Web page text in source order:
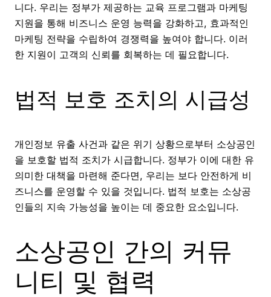
니다. 우리는 정부가 제공하는 교육 프로그램과 마케팅
지원을 통해 비즈니스 운영 능력을 강화하고, 효과적인
마케팅 전략을 수립하여 경쟁력을 높여야 합니다. 이러
한 지원이 고객의 신뢰를 회복하는 데 필요합니다.
법적 보호 조치의 시급성
개인정보 유출 사건과 같은 위기 상황으로부터 소상공인
을 보호할 법적 조치가 시급합니다. 정부가 이에 대한 유
의미한 대책을 마련해 준다면, 우리는 보다 안전하게 비
즈니스를 운영할 수 있을 것입니다. 법적 보호는 소상공
인들의 지속 가능성을 높이는 데 중요한 요소입니다.
소상공인 간의 커뮤
니티 및 협력